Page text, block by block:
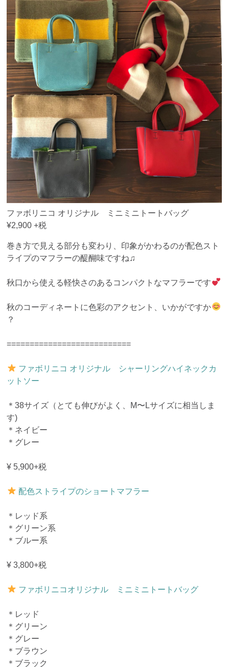
ファボリニコ オリジナル ミニミニトートバッグ
¥2,900 +税
巻き方で見える部分も変わり、印象がかわるのが配色スト
ライプのマフラーの醍醐味ですね♫
秋口から使える軽快さのあるコンパクトなマフラーです
秋のコーディネートに色彩のアクセント、いかがですか
？
===========================
ファボリニコ オリジナル シャーリングハイネックカ
ットソー
＊38サイズ（とても伸びがよく、M〜Lサイズに相当しま
す)
＊ネイビー
＊グレー
¥ 5,900+税
配色ストライプのショートマフラー
＊レッド系
＊グリーン系
＊ブルー系
¥ 3,800+税
ファボリニコオリジナル ミニミニトートバッグ
＊レッド
＊グリーン
＊グレー
＊ブラウン
＊ブラック